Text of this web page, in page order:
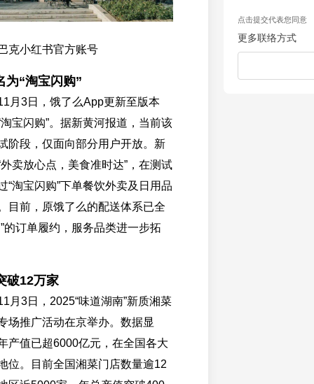
克小红书官方账号
为“淘宝闪购”
月3日，饿了么App更新至版本
宝闪购”。据新黄河报道，当前该
阶段，仅面向部分用户开放。新
卖放心点，美食准时达”，在测试
“淘宝闪购”下单餐饮外卖及日用品
目前，原饿了么的配送体系已全
的订单履约，服务品类进一步拓
破12万家
月3日，2025“味道湖南”新质湘菜
场推广活动在京举办。数据显
产值已超6000亿元，在全国各大
位。目前全国湘菜门店数量逾12
点击提交代表您同意
更多联络方式